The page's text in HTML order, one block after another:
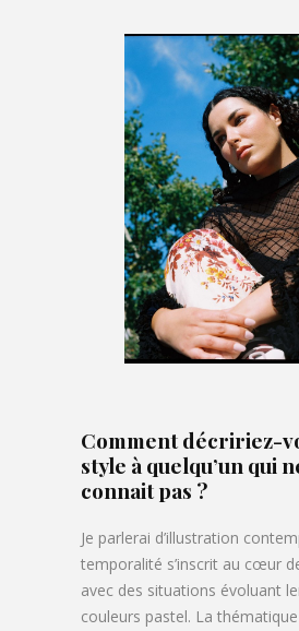
Comment décririez-
style à quelqu’un qui
connait pas ?
Je parlerai d’illustration
temporalité s’inscrit au cœur
avec des situations évoluant
couleurs pastel. La